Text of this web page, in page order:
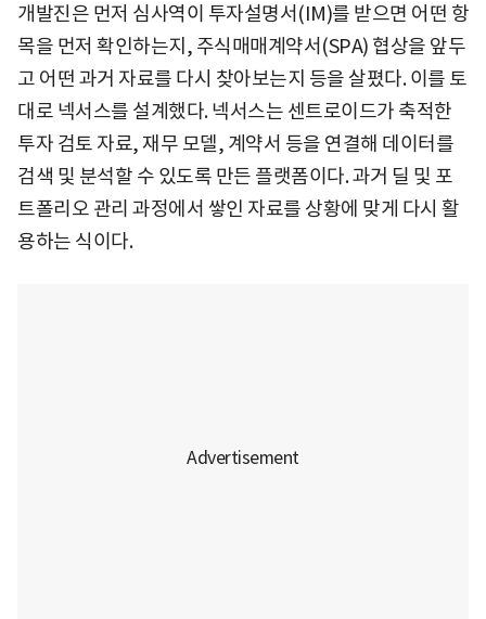
개발진은 먼저 심사역이 투자설명서(IM)를 받으면 어떤 항
목을 먼저 확인하는지, 주식매매계약서(SPA) 협상을 앞두
고 어떤 과거 자료를 다시 찾아보는지 등을 살폈다. 이를 토
대로 넥서스를 설계했다. 넥서스는 센트로이드가 축적한
투자 검토 자료, 재무 모델, 계약서 등을 연결해 데이터를
검색 및 분석할 수 있도록 만든 플랫폼이다. 과거 딜 및 포
트폴리오 관리 과정에서 쌓인 자료를 상황에 맞게 다시 활
용하는 식이다.